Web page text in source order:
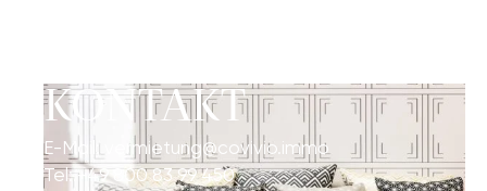
KONTAKT
E-Mail:
vermietung@covivio.immo
Tel: +49 800 83 99 450